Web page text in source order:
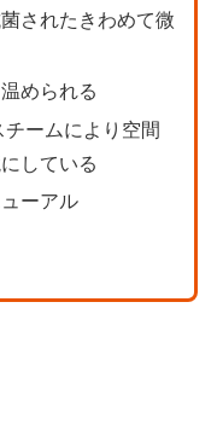
されたきわめて微
められる
ームにより空間
している
ーアル